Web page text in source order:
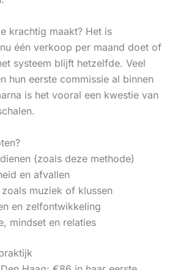
krachtig maakt? Het is
één verkoop per maand doet of
systeem blijft hetzelfde. Veel
hun eerste commissie al binnen
is het vooral een kwestie van
(zoals deze methode)
en afvallen
zoals muziek of klussen
en zelfontwikkeling
mindset en relaties